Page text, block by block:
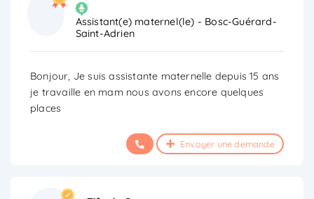
Assistant(e) maternel(le) - Bosc-Guérard-
Saint-Adrien
Bonjour, Je suis assistante maternelle depuis 15 ans
je travaille en mam nous avons encore quelques
places
Envoyer une demande